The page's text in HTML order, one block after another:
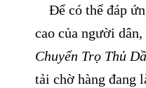
Để có thể đáp
cao của người
Chuyển Trọ Thủ
tải chờ hàng đang